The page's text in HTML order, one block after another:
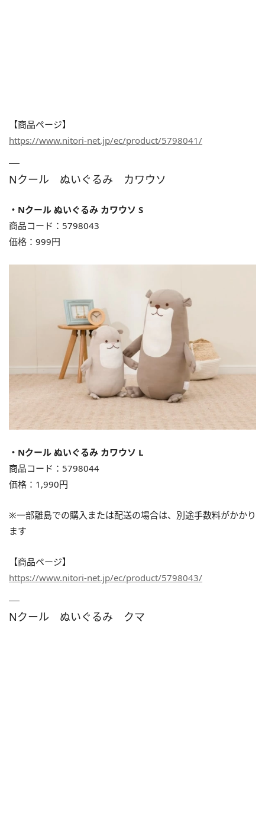
【商品ページ】
https://www.nitori-net.jp/ec/product/5798041/
Nクール ぬいぐるみ カワウソ
・Nクール ぬいぐるみ カワウソ S
商品コード：5798043
価格：999円
・Nクール ぬいぐるみ カワウソ L
商品コード：5798044
価格：1,990円
※⼀部離島での購入または配送の場合は、別途⼿数料がかかり
ます
【商品ページ】
https://www.nitori-net.jp/ec/product/5798043/
Nクール ぬいぐるみ クマ